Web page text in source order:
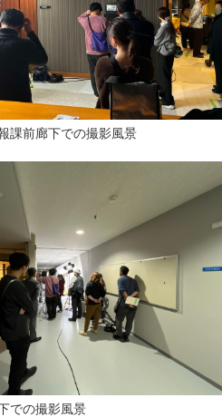
課前廊下での撮影風景
での撮影風景